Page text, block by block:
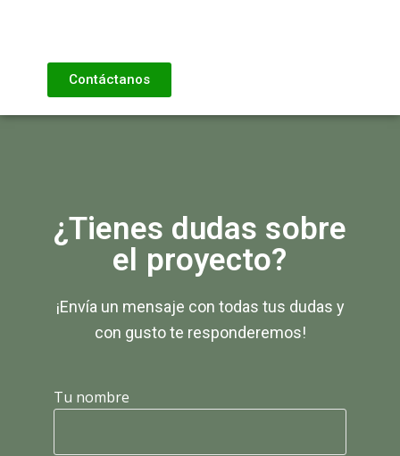
Contáctanos
¿Tienes dudas sobre
el proyecto?
¡Envía un mensaje con todas tus dudas y
con gusto te responderemos!
Tu nombre